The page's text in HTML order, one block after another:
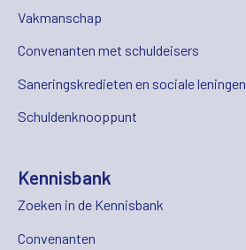
Vakmanschap
Convenanten met schuldeisers
Saneringskredieten en sociale leningen
Schuldenknooppunt
Kennisbank
Zoeken in de Kennisbank
Convenanten